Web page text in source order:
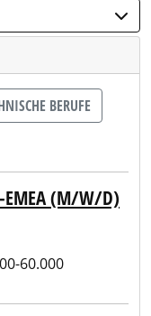
BERUFE
EMEA (M/W/D)
60.000